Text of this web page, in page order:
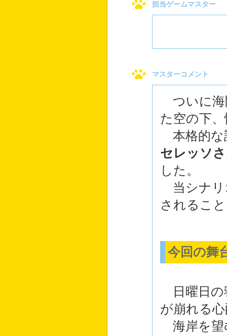
担当ゲームマスター
マスターコメント
ついに海
た空の下
本格的な
セレッソ
した。
当シナリ
されるこ
今回の舞
日曜日の
が崩れる
海岸を望